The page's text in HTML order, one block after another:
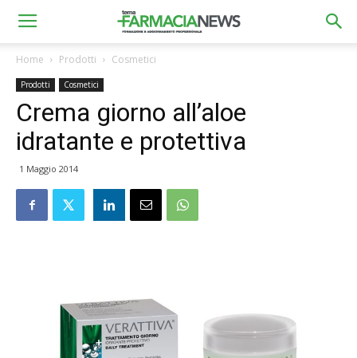
Home Prodotti Cosmetici
Prodotti Cosmetici
Crema giorno all’aloe
idratante e protettiva
1 Maggio 2014